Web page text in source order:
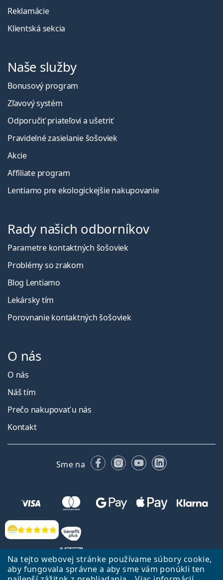
Na tejto webovej stránke používame súbory cookie,
aby fungovala správne a aby sme vám ponúkli ten
Hodnotenia
Reklamácie
Klientská sekcia
Naše služby
Bonusový program
Zľavový systém
Odporučiť priateľovi a ušetriť
Pravidelné zasielanie šošoviek
Akcie
Affiliate program
Lentiamo pre ekologickejšie nakupovanie
Rady našich odborníkov
Parametre kontaktných šošoviek
Problémy so zrakom
Blog Lentiamo
Lekársky tím
Porovnanie kontaktných šošoviek
O nás
O nás
Náš tím
Prečo nakupovať u nás
Kontakt
Sme na FacebookuInstagrame
YouTubeLinkedIn